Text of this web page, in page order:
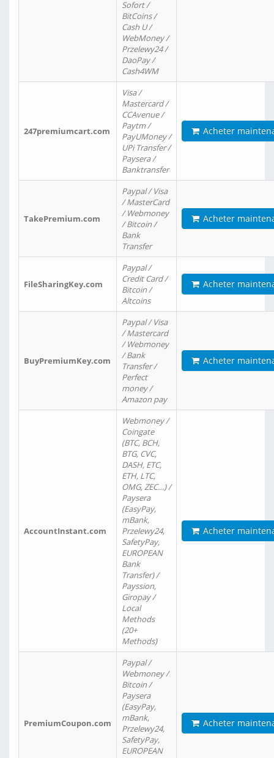
Sofort /
BitCoins /
Cash U /
WebMoney /
Przelewy24 /
DaoPay /
Cash4WM
247premiumcart.com
Visa /
Mastercard /
CCAvenue /
Paytm /
PayUMoney /
UPi Transfer /
Paysera /
Banktransfer
Acheter
TakePremium.com
Paypal / Visa
/ MasterCard
/ Webmoney
/ Bitcoin /
Bank
Transfer
Acheter
FileSharingKey.com
Paypal /
Credit Card /
Bitcoin /
Altcoins
Acheter
BuyPremiumKey.com
Paypal / Visa
/ Mastercard
/ Webmoney
/ Bank
Transfer /
Perfect
money /
Amazon pay
Acheter
AccountInstant.com
Webmoney /
Coingate
(BTC, BCH,
BTG, CVC,
DASH, ETC,
ETH, LTC,
OMG, ZEC…) /
Paysera
(EasyPay,
mBank,
Przelewy24,
SafetyPay,
EUROPEAN
Bank
Transfer) /
Payssion,
Giropay /
Local
Methods
(20+
Methods)
Acheter
PremiumCoupon.com
Paypal /
Webmoney /
Bitcoin /
Paysera
(EasyPay,
mBank,
Przelewy24,
SafetyPay,
EUROPEAN
Acheter